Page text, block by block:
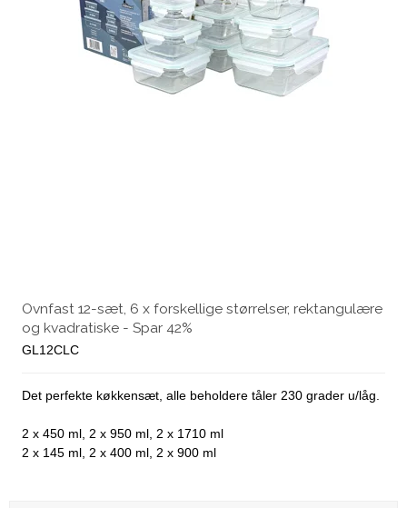
Ovnfast 12-sæt, 6 x forskellige størrelser, rektangulære
og kvadratiske - Spar 42%
GL12CLC
Det perfekte køkkensæt, alle beholdere tåler 230 grader u/låg.
2 x 450 ml, 2 x 950 ml, 2 x 1710 ml
2 x 145 ml, 2 x 400 ml, 2 x 900 ml